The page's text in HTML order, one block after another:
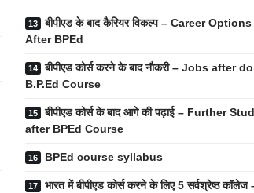
बीपीएड के बाद कैरियर विकल्प – Career Options
After BPEd
बीपीएड कोर्स करने के बाद नौकरी – Jobs after
B.P.Ed Course
बीपीएड कोर्स के बाद आगे की पढ़ाई – Further
after BPEd Course
BPEd course syllabus
भारत में बीपीएड कोर्स करने के लिए 5 सर्वश्रेष्ठ कॉलेज